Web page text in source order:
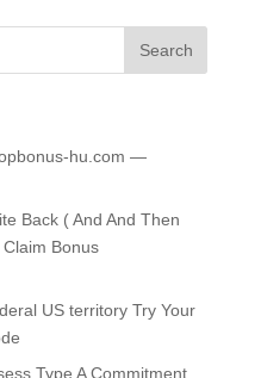
hu.com —
Back ( And And Then
Bonus
US territory Try Your
Type A Commitment